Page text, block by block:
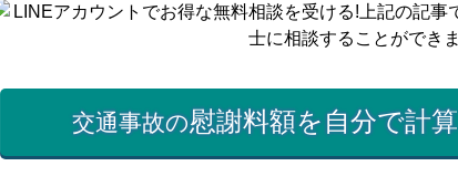
交通事故の慰謝料額を自分で計算